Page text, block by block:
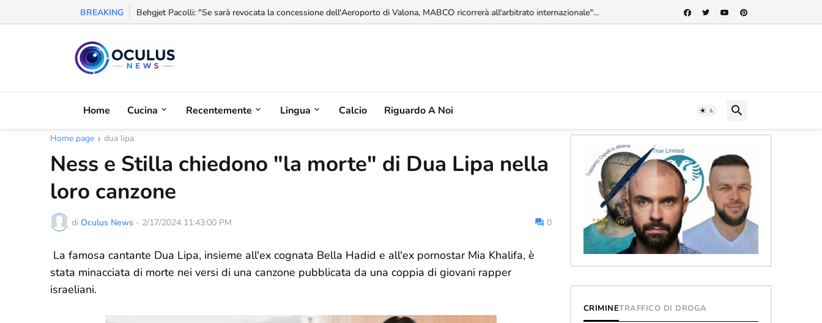
BREAKING Behgjet Pacolli: "Se sarà revocata la concessione dell'Aeroporto di Valona, MABCO ricorrerà all'arbitrato internazionale"...
Home Cucina Recentemente Lingua Calcio Riguardo A Noi
Home page dua lipa
Ness e Stilla chiedono "la morte" di Dua Lipa nella
loro canzone
di Oculus News - 2/17/2024 11:43:00 PM 0
La famosa cantante Dua Lipa, insieme all'ex cognata Bella Hadid e all'ex pornostar Mia Khalifa, è
stata minacciata di morte nei versi di una canzone pubblicata da una coppia di giovani rapper
israeliani.
CRIMINETRAFFICO DI DROGA